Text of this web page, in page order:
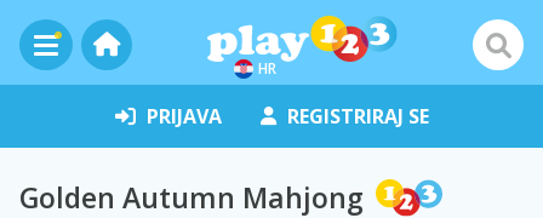
HR
PRIJAVA REGISTRIRAJ SE
Golden Autumn Mahjong